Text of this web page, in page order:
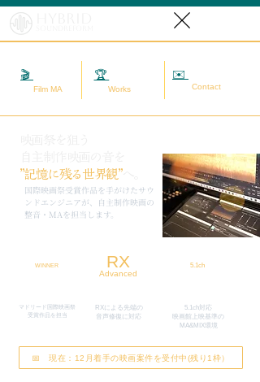
🎬
Film MA
🏆
Works
✉️
Contact
​国際映画祭受賞作品を手がけたサウ
ンドエンジニアが、自主制作映画の
整音・MAを担当します。
”記憶に残る世界観”へ。
WINNER RX
Advanced
マドリード国際映画祭
​受賞作品を担当
RXによる先端の
​音声修復に対応
5.1ch
5.1ch対応
映画館上映基準の
MA&MIX環境
📅 現在：12月着手の映画案件を受付中(残り1枠）